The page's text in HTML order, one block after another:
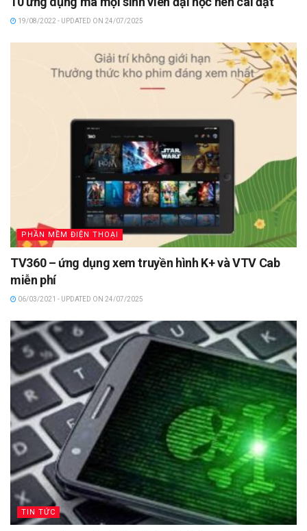
19/08/2022 - UPDATED ON 24/07/2025
PHẦN MỀM ĐIỆN THOẠI
TV360 – ứng dụng xem truyền hình K+ và VTV Cab
miễn phí
06/03/2021 - UPDATED ON 24/07/2025
TIN TỨC